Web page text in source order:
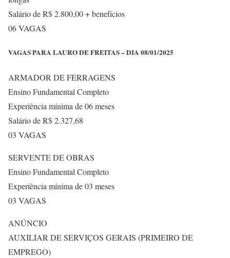
Salário de R$ 2.800,00 + benefícios
06 VAGAS
VAGAS PARA LAURO DE FREITAS – DIA 08/01/2025
ARMADOR DE FERRAGENS
Ensino Fundamental Completo
Experiência mínima de 06 meses
Salário de R$ 2.327,68
03 VAGAS
SERVENTE DE OBRAS
Ensino Fundamental Completo
Experiência mínima de 03 meses
03 VAGAS
ANÚNCIO
AUXILIAR DE SERVIÇOS GERAIS (PRIMEIRO DE
EMPREGO)